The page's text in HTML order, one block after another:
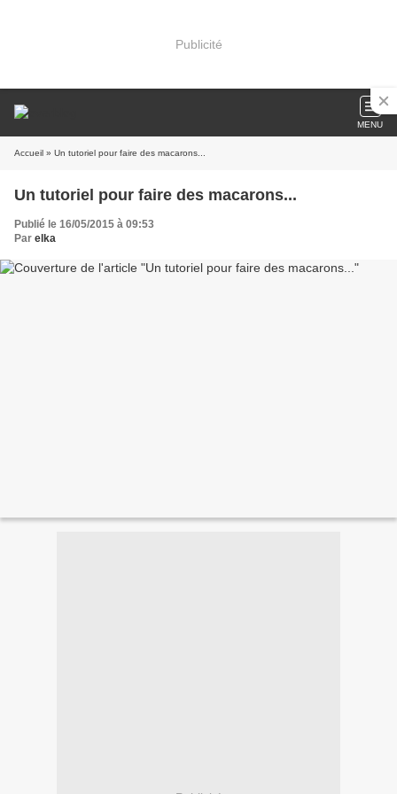
Publicité
MENU
Accueil » Un tutoriel pour faire des macarons...
Un tutoriel pour faire des macarons...
Publié le 16/05/2015 à 09:53
Par elka